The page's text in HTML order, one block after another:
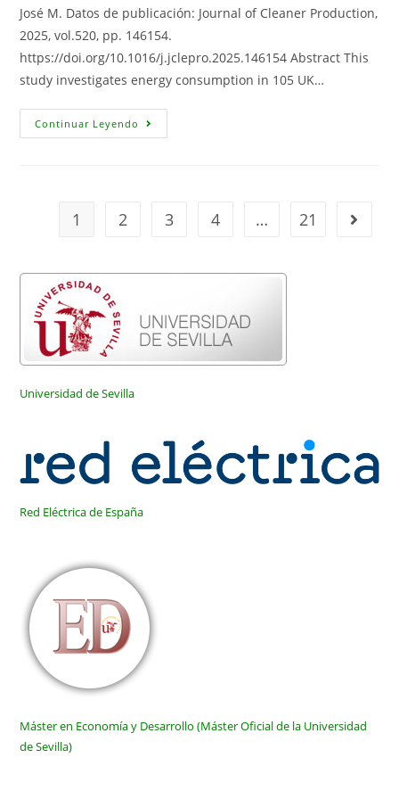
José M. Datos de publicación: Journal of Cleaner Production,
2025, vol.520, pp. 146154.
https://doi.org/10.1016/j.jclepro.2025.146154 Abstract This
study investigates energy consumption in 105 UK…
Continuar Leyendo Enhancing
Sustainability
Patterns
1 2 3 4 … 21 Ir a la
Universidad de Sevilla
Red Eléctrica de España
Máster en Economía y Desarrollo (Máster Oficial de la Universidad
de Sevilla)